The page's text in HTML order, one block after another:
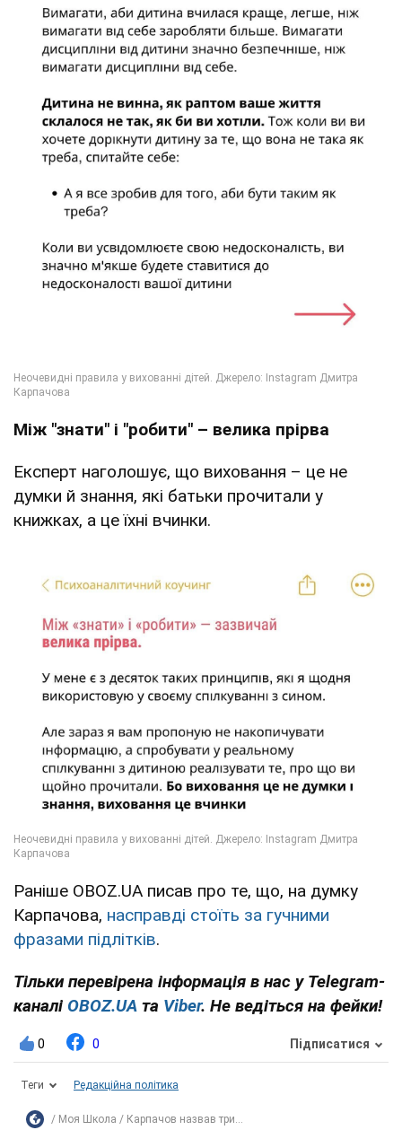
Між "знати" і "робити" – велика прірва
Експерт наголошує, що виховання – це не
думки й знання, які батьки прочитали у
книжках, а це їхні вчинки.
Раніше OBOZ.UA писав про те, що, на думку
Карпачова, насправді стоїть за гучними
фразами підлітків.
Тільки перевірена інформація в нас у Telegram-
каналі OBOZ.UA та Viber. Не ведіться на фейки!
0 0 Підписатися
Теги Редакційна політика
Моя Школа Карпачов назвав три...